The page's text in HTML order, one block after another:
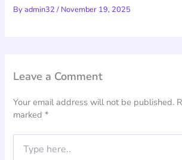
Byadmin32/ November 19, 2025
Leave a Comment
Your email address will not be published.
marked*
here..